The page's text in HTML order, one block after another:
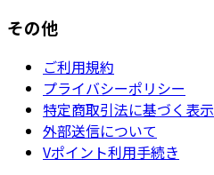
その他
ご利用規約
プライバシーポリシー
特定商取引法に基づく表示
外部送信について
Vポイント利用手続き